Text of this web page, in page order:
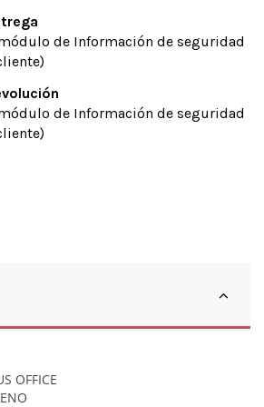
de Información de seguridad
de Información de seguridad
OFFICE